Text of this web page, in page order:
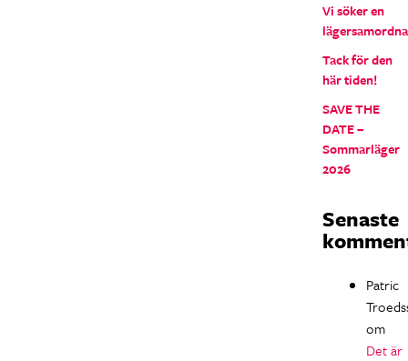
Vi söker en
Tack för den
här tiden!
SAVE THE
DATE –
Sommarläger
2026
Senaste
Patric
om
Det är